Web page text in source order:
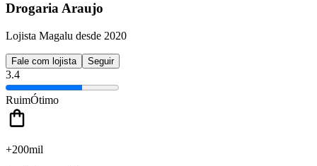
Drogaria Araujo
Lojista Magalu desde 2020
Fale com lojista Seguir
3.4
RuimÓtimo
+200mil